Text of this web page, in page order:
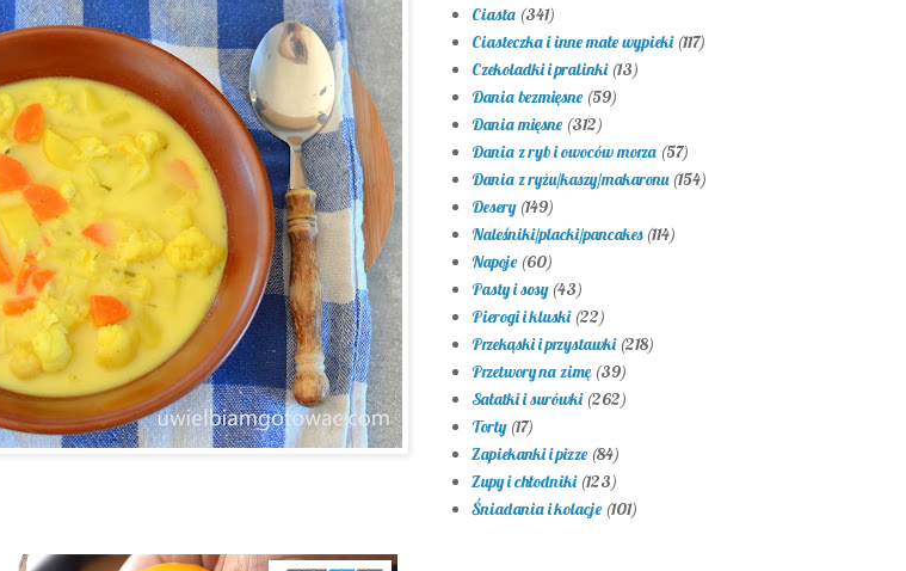
Ciasta (341)
Ciasteczka i inne małe wypieki (117)
Czekoladki i pralinki (13)
Dania bezmięsne (59)
Dania mięsne (312)
Dania z ryb i owoców morza (57)
Dania z ryżu/kaszy/makaronu (154)
Desery (149)
Naleśniki/placki/pancakes (114)
Napoje (60)
Pasty i sosy (43)
Pierogi i kluski (22)
Przekąski i przystawki (218)
Przetwory na zimę (39)
Sałatki i surówki (262)
Torty (17)
Zapiekanki i pizze (84)
Zupy i chłodniki (123)
Śniadania i kolacje (101)